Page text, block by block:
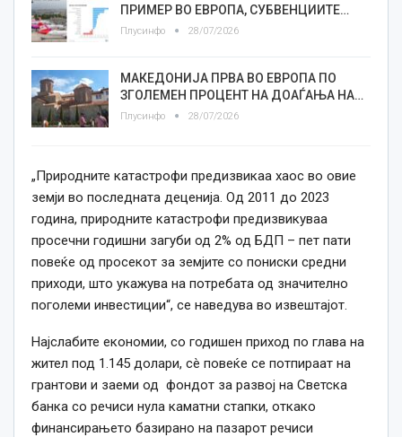
ПРИМЕР ВО ЕВРОПА, СУБВЕНЦИИТЕ…
Плусинфо 28/07/2026
МАКЕДОНИЈА ПРВА ВО ЕВРОПА ПО
ЗГОЛЕМЕН ПРОЦЕНТ НА ДОАЃАЊА НА…
Плусинфо 28/07/2026
„Природните катастрофи предизвикаа хаос во овие
земји во последната деценија. Од 2011 до 2023
година, природните катастрофи предизвикуваа
просечни годишни загуби од 2% од БДП – пет пати
повеќе од просекот за земјите со пониски средни
приходи, што укажува на потребата од значително
поголеми инвестиции“, се наведува во извештајот.
Најслабите економии, со годишен приход по глава на
жител под 1.145 долари, сè повеќе се потпираат на
грантови и заеми од фондот за развој на Светска
банка со речиси нула каматни стапки, откако
финансирањето базирано на пазарот речиси